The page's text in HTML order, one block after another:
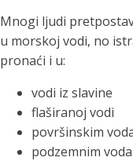
Mnogi ljudi
u morskoj vodi, no
pronaći i u:
vodi iz slavine
flaširanoj vodi
površinskim
podzemnim